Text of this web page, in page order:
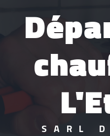
Dépannage
SARL